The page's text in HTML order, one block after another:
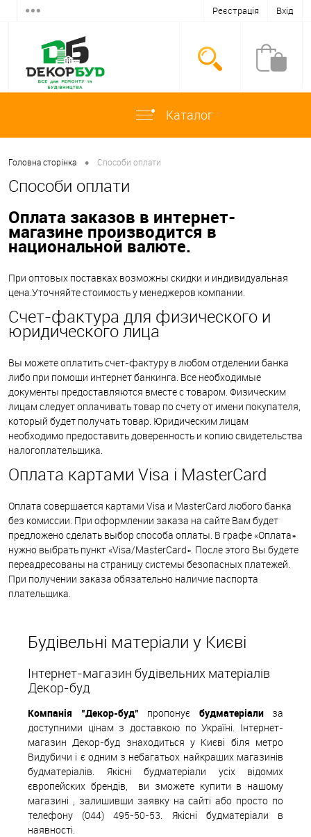
Реєстрація Вхід
Каталог
Головна сторінка • Способи оплати
Способи оплати
Оплата заказов в интернет-
магазине производится в
национальной валюте.
При оптовых поставках возможны скидки и индивидуальная
цена.Уточняйте стоимость у менеджеров компании.
Счет-фактура для физического и
юридического лица
Вы можете оплатить счет-фактуру в любом отделении банка
либо при помощи интернет банкинга. Все необходимые
документы предоставляются вместе с товаром. Физическим
лицам следует оплачивать товар по счету от имени покупателя,
который будет получать товар. Юридическим лицам
необходимо предоставить доверенность и копию свидетельства
налогоплательщика.
Оплата картами Visa і MasterCard
Оплата совершается картами Visa и MasterCard любого банка
без комиссии. При оформлении заказа на сайте Вам будет
предложено сделать выбор способа оплаты. В графе «Оплата»
нужно выбрать пункт «Visa/MasterCard». После этого Вы будете
переадресованы на страницу системы безопасных платежей.
При получении заказа обязательно наличие паспорта
плательщика.
Будівельні матеріали у Києві
Інтернет-магазин будівельних матеріалів
Декор-буд
Компанія "Декор-буд" пропонує будматеріализа
доступними цінам з доставкою по Україні. Інтернет-
магазин Декор-буд знаходиться у Києві біля метро
Видубичи і є одним з небагатьох найкращих магазинів
будматеріалів. Якісні будматеріали усіх відомих
європейских брендів, ви зможете купити в нашому
магазині , залишивши заявку на сайті або просто по
телефону (044) 495-50-53. Якісні будматеріали в
наявності.